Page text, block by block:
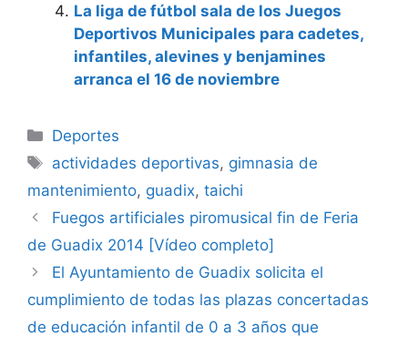
La liga de fútbol sala de los Juegos
Deportivos Municipales para cadetes,
infantiles, alevines y benjamines
arranca el 16 de noviembre
Categorías
Deportes
Etiquetas
actividades deportivas, gimnasia de
mantenimiento, guadix, taichi
Fuegos artificiales piromusical fin de Feria
de Guadix 2014 [Vídeo completo]
El Ayuntamiento de Guadix solicita el
cumplimiento de todas las plazas concertadas
de educación infantil de 0 a 3 años que